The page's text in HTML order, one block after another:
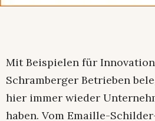
Mit Beispielen für
Schramberger Betrieben
hier immer wieder
haben. Vom Emaille-